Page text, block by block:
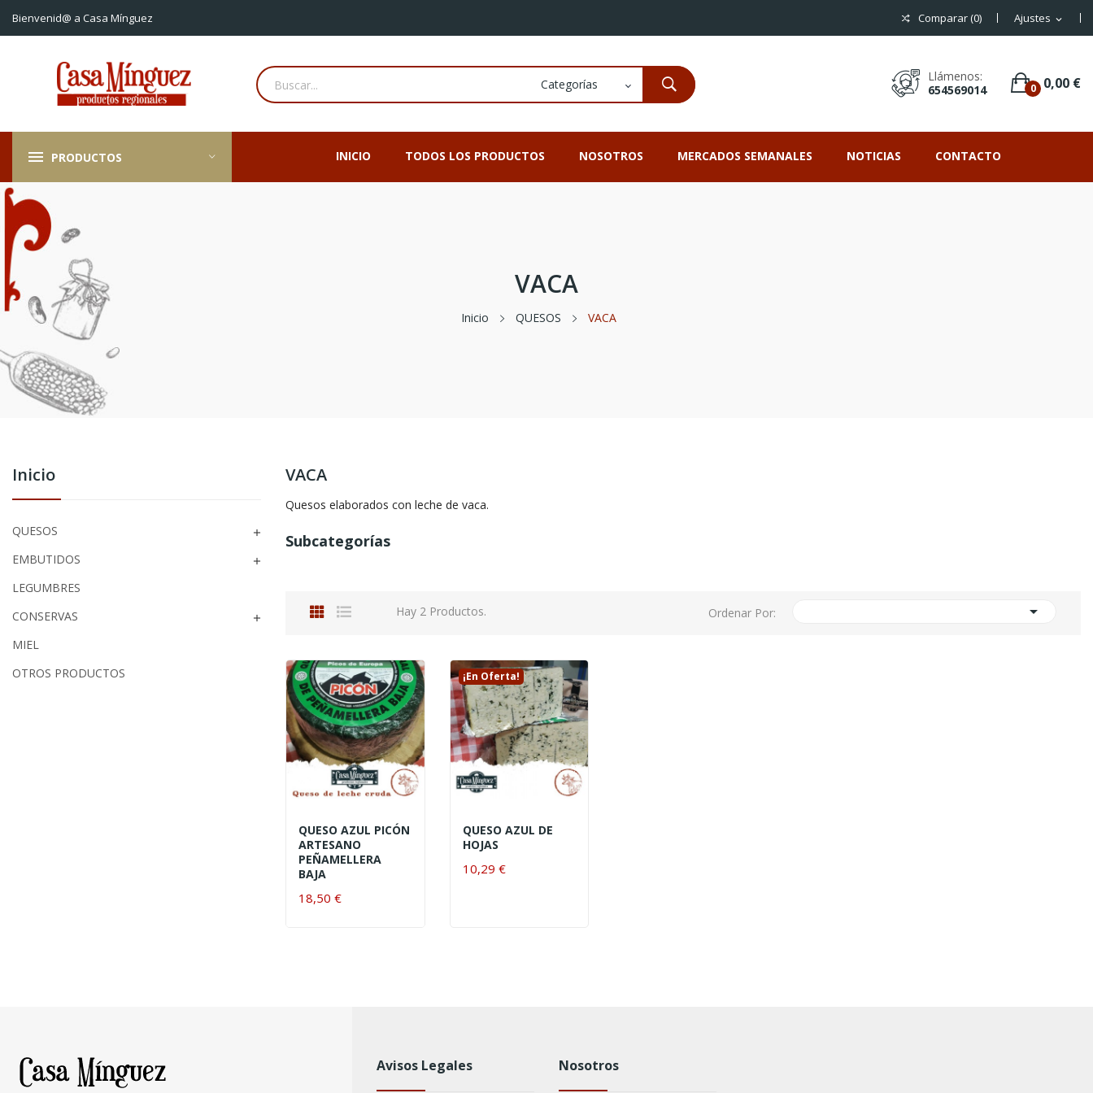
Ajustes expand_more
Comparar (0)
Bienvenid@ a Casa Mínguez
0 0,00 €
Llámenos:
654569014
PRODUCTOS INICIO TODOS LOS PRODUCTOS NOSOTROS MERCADOS SEMANALES NOTICIAS CONTACTO
VACA
Inicio QUESOS VACA
Inicio
QUESOS 
EMBUTIDOS 
LEGUMBRES
CONSERVAS

MIEL
OTROS PRODUCTOS
VACA
Quesos elaborados con leche de vaca.
Subcategorías
Hay 2 Productos. Ordenar Por: 
QUESO AZUL PICÓN
ARTESANO
PEÑAMELLERA
BAJA
18,50 €
¡En Oferta!
QUESO AZUL DE
HOJAS
10,29 €
Avisos Legales Nosotros